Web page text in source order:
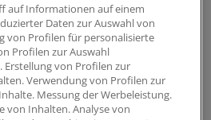
Land klatscht Beifall
bei Ärztinnen und Ärzten
der Befugnisse des
auf Informationen auf einem
Daten zur Auswahl von
von Profilen für personalisierte
Profilen zur Auswahl
Erstellung von Profilen zur
Verwendung von Profilen zur
Messung der Werbeleistung.
von Inhalten. Analyse von